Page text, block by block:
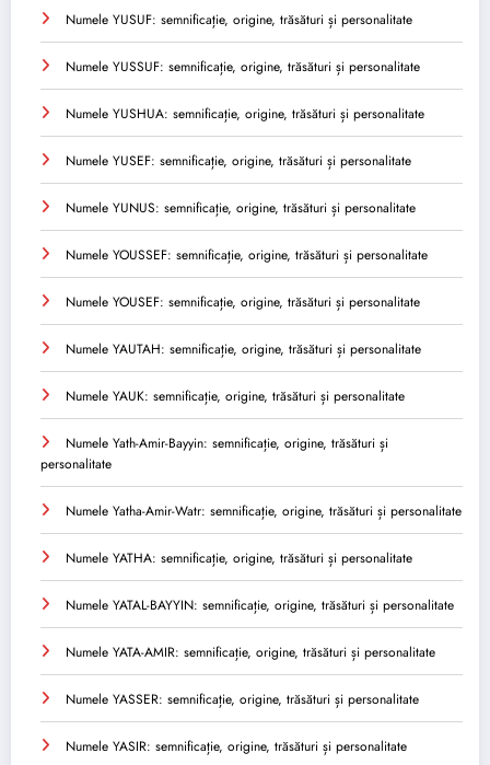
Numele YUSUF: semnificație, origine, trăsături și personalitate
Numele YUSSUF: semnificație, origine, trăsături și personalitate
Numele YUSHUA: semnificație, origine, trăsături și personalitate
Numele YUSEF: semnificație, origine, trăsături și personalitate
Numele YUNUS: semnificație, origine, trăsături și personalitate
Numele YOUSSEF: semnificație, origine, trăsături și personalitate
Numele YOUSEF: semnificație, origine, trăsături și personalitate
Numele YAUTAH: semnificație, origine, trăsături și personalitate
Numele YAUK: semnificație, origine, trăsături și personalitate
Numele Yath-Amir-Bayyin: semnificație, origine, trăsături și
personalitate
Numele Yatha-Amir-Watr: semnificație, origine, trăsături și personalitate
Numele YATHA: semnificație, origine, trăsături și personalitate
Numele YATAL-BAYYIN: semnificație, origine, trăsături și personalitate
Numele YATA-AMIR: semnificație, origine, trăsături și personalitate
Numele YASSER: semnificație, origine, trăsături și personalitate
Numele YASIR: semnificație, origine, trăsături și personalitate